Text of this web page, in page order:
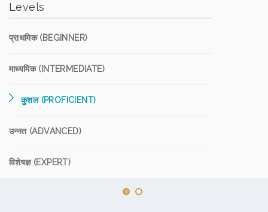
Levels
प्राथमिक (BEGINNER)
माध्यमिक (INTERMEDIATE)
कुशल (PROFICIENT)
उन्नत (ADVANCED)
विशेषज्ञ (EXPERT)